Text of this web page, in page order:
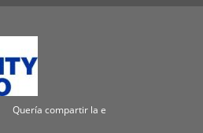
Quería compartir la emocionante noticia de